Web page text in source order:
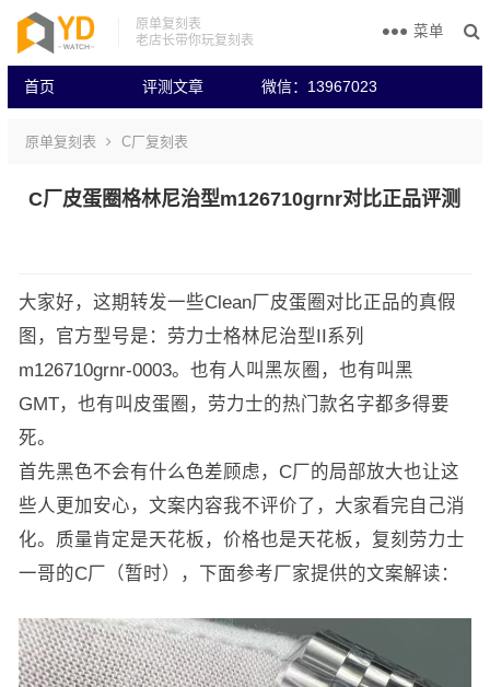
原单复刻表
老店长带你玩复刻表
首页 评测文章 微信：13967023
菜单
原单复刻表 C厂复刻表
C厂皮蛋圈格林尼治型m126710grnr对比正品评测
大家好，这期转发一些Clean厂皮蛋圈对比正品的真假
图，官方型号是：劳力士格林尼治型II系列
m126710grnr-0003。也有人叫黑灰圈，也有叫黑
GMT，也有叫皮蛋圈，劳力士的热门款名字都多得要
死。
首先黑色不会有什么色差顾虑，C厂的局部放大也让这
些人更加安心，文案内容我不评价了，大家看完自己消
化。质量肯定是天花板，价格也是天花板，复刻劳力士
一哥的C厂（暂时），下面参考厂家提供的文案解读：